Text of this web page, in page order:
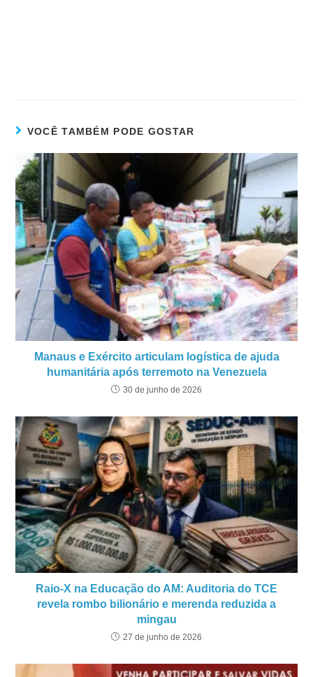
VOCÊ TAMBÉM PODE GOSTAR
Manaus e Exército articulam logística de ajuda
humanitária após terremoto na Venezuela
30 de junho de 2026
Raio-X na Educação do AM: Auditoria do TCE
revela rombo bilionário e merenda reduzida a
mingau
27 de junho de 2026